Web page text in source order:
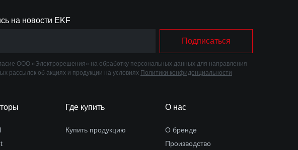
на новости EKF
Подписаться
ООО «Электрорешения» на обработку персональных данных для направления
рассылок об акциях и продукции на условиях Политики конфиденциальности
Где купить
Купить продукцию
О нас
О бренде
Производство